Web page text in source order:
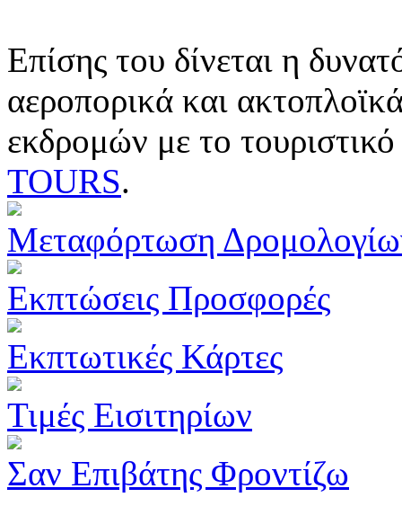
Επίσης του δίνεται η
αεροπορικά και
εκδρομών με το
TOURS.
Μεταφόρτωση
Εκπτώσεις Προσφορές
Εκπτωτικές Κάρτες
Τιμές Εισιτηρίων
Σαν Επιβάτης Φροντίζω